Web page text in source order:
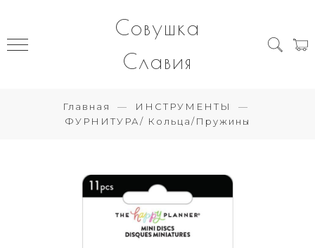
Совушка
Славия
Главная
ИНСТРУМЕНТЫ
ФУРНИТУРА/ Кольца/Пружины